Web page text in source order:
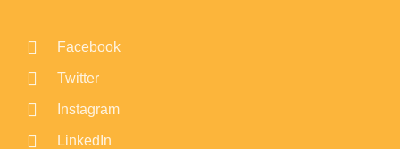
Facebook
Twitter
Instagram
LinkedIn